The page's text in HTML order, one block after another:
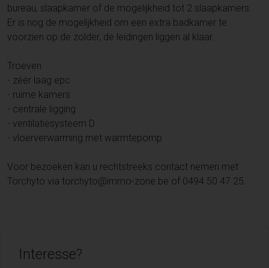
bureau, slaapkamer of de mogelijkheid tot 2 slaapkamers.
Er is nog de mogelijkheid om een extra badkamer te
voorzien op de zolder, de leidingen liggen al klaar.
Troeven:
- zéér laag epc
- ruime kamers
- centrale ligging
- ventilatiesysteem D
- vloerverwarming met warmtepomp
Voor bezoeken kan u rechtstreeks contact nemen met
Torchyto via torchyto@immo-zone.be of 0494 50 47 25.
Interesse?